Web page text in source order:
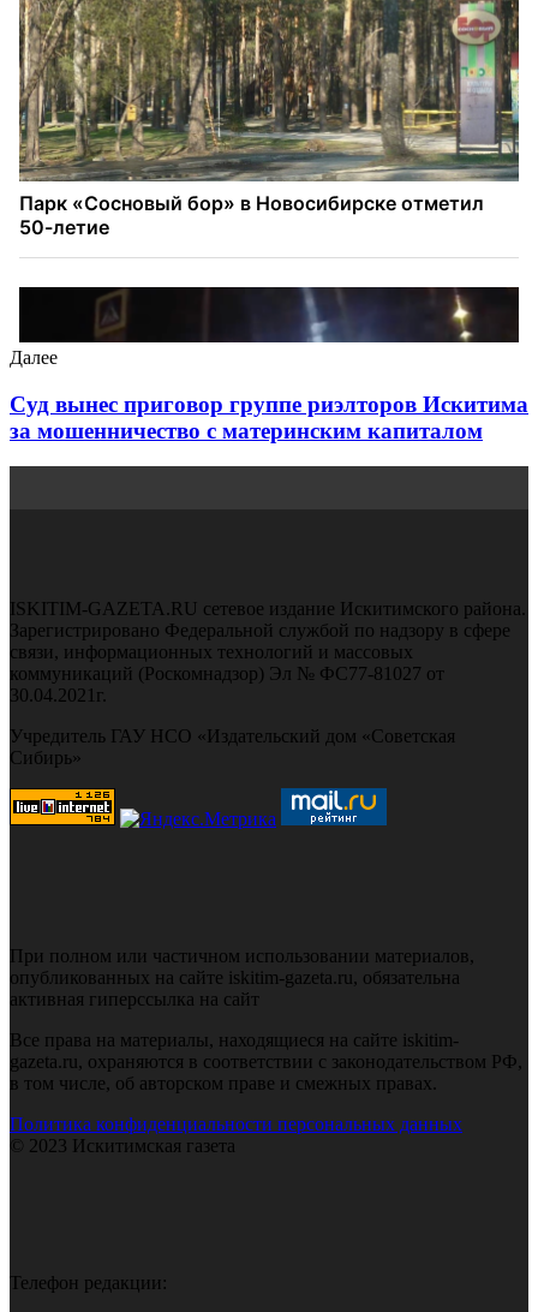
Далее
Суд вынес приговор группе риэлторов Искитима
за мошенничество с материнским капиталом
ISKITIM-GAZETA.RU сетевое издание Искитимского района.
Зарегистрировано Федеральной службой по надзору в сфере
связи, информационных технологий и массовых
коммуникаций (Роскомнадзор) Эл № ФС77-81027 от
30.04.2021г.
Учредитель ГАУ НСО «Издательский дом «Советская
Сибирь»
При полном или частичном использовании материалов,
опубликованных на сайте iskitim-gazeta.ru, обязательна
активная гиперссылка на сайт
Все права на материалы, находящиеся на сайте iskitim-
gazeta.ru, охраняются в соответствии с законодательством РФ,
в том числе, об авторском праве и смежных правах.
Политика конфиденциальности персональных данных
© 2023 Искитимская газета
Телефон редакции: